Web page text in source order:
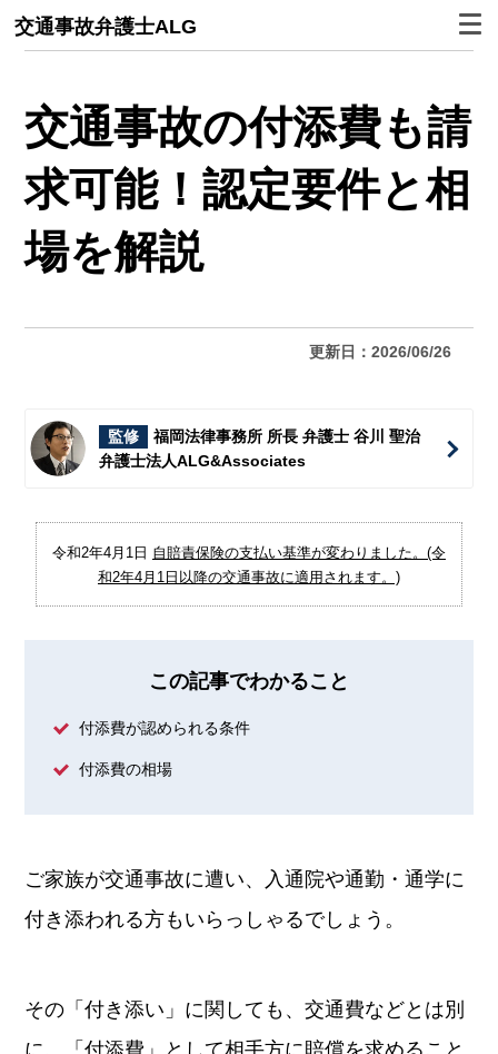
交通事故弁護士ALG
交通事故の付添費も請
求可能！認定要件と相
場を解説
更新日：2026/06/26
監修
福岡法律事務所 所長 弁護士 谷川 聖治
弁護士法人ALG&Associates
令和2年4月1日 自賠責保険の支払い基準が変わりました。(令
和2年4月1日以降の交通事故に適用されます。)
この記事でわかること
付添費が認められる条件
付添費の相場
ご家族が交通事故に遭い、入通院や通勤・通学に
付き添われる方もいらっしゃるでしょう。
その「付き添い」に関しても、交通費などとは別